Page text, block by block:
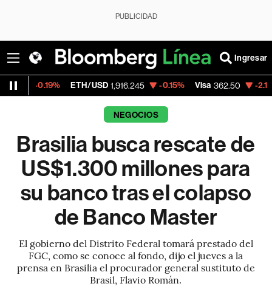
PUBLICIDAD
Ingresar
ETH/USD 1,916.245 -0.15% Visa 362.50 -2.15%
NEGOCIOS
Brasilia busca rescate de
US$1.300 millones para
su banco tras el colapso
de Banco Master
El gobierno del Distrito Federal tomará prestado del
FGC, como se conoce al fondo, dijo el jueves a la
prensa en Brasilia el procurador general sustituto de
Brasil, Flavio Román.